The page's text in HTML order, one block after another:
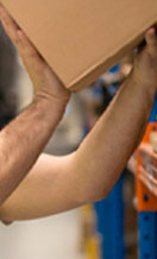
Cabo
Gima
88,00
(Preço